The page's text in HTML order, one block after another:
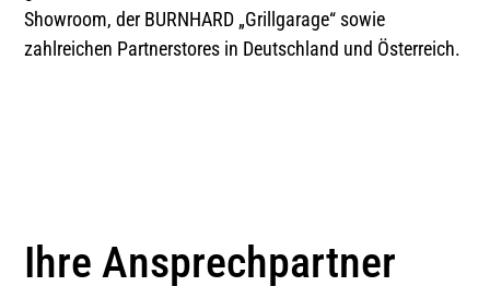
Showroom, der BURNHARD „Grillgarage“ sowie
zahlreichen Partnerstores in Deutschland und Österreich.
Ihre Ansprechpartner